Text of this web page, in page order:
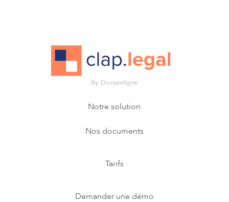
By Docsenligne
Notre solution
Nos documents
Tarifs
Demander une démo